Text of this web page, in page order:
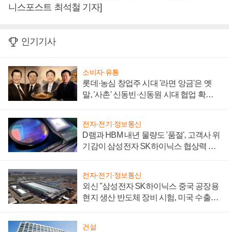
니스포스트 최석철 기자]
인기기사
소비자·유통
롯데·농심 창업주 시대 '라면 앙금'은 옛
말, '사촌' 신동빈·신동원 시대 협업 확대
전자·전기·정보통신
D램과 HBM 내년 물량도 '품절', 고객사 위
기감이 삼성전자 SK하이닉스 협상력 더
전자·전기·정보통신
외신 "삼성전자 SK하이닉스 중국 공장용
현지 생산 반도체 장비 시험, 미국 수출통
건설